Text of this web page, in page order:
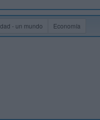
- un mundo Economía